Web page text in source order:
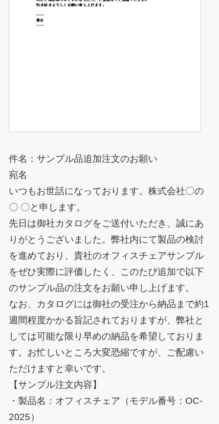
件名：サンプル品追加注文のお願い
宛名
いつもお世話になっております。株式会社〇の
〇 〇と申します。
先日は御社カタログをご送付いただき、誠にあ
りがとうございました。弊社内にて製品の検討
を進めており、貴社のオフィスチェアサンプル
をぜひ実際に評価したく、このたび追加で以下
のサンプル品の注文をお願い申し上げます。
なお、カタログには御社の受注から納品まで約1
週間程度かかる旨記されておりますが、弊社と
しては可能な限り早めの納品を希望しておりま
す。お忙しいところ大変恐縮ですが、ご配慮い
ただけますと幸いです。
【サンプル注文内容】
・製品名：オフィスチェア（モデル番号：OC-
2025）